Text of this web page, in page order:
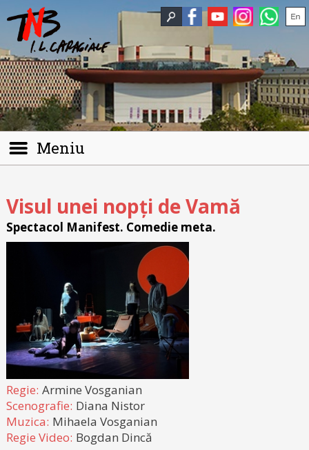
Meniu
Visul unei nopți de Vamă
Spectacol Manifest. Comedie meta.
Regie: Armine Vosganian
Scenografie: Diana Nistor
Muzica: Mihaela Vosganian
Regie Video: Bogdan Dincă